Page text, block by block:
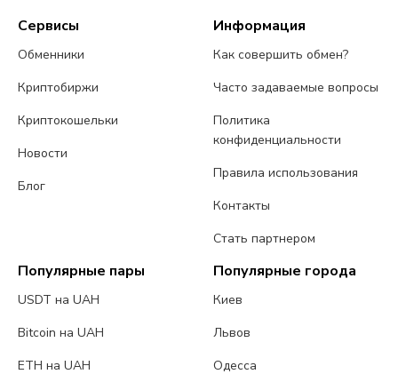
Сервисы
Обменники
Криптобиржи
Криптокошельки
Новости
Блог
Информация
Как совершить обмен?
Часто задаваемые вопросы
Политика
конфиденциальности
Правила использования
Контакты
Стать партнером
Популярные пары
USDT на UAH
Bitcoin на UAH
ETH на UAH
Популярные города
Киев
Львов
Одесса